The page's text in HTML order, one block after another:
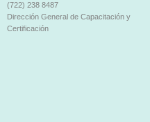
(722) 238 8487
Dirección General de Capacitación y
Certificación